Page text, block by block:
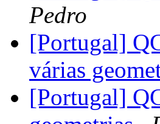
Pedro
[Portugal]
várias
[Portugal]